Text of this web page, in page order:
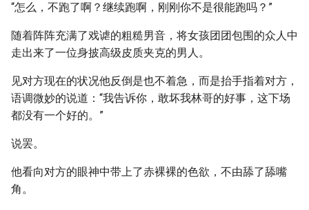
“怎么，不跑了啊？继续跑啊，刚刚你不是很能跑吗？”
随着阵阵充满了戏谑的粗糙男音，将女孩团团包围的众人中
走出来了一位身披高级皮质夹克的男人。
见对方现在的状况他反倒是也不着急，而是抬手指着对方，
语调微妙的说道：“我告诉你，敢坏我林哥的好事，这下场
都没有一个好的。”
说罢。
他看向对方的眼神中带上了赤裸裸的色欲，不由舔了舔嘴
角。